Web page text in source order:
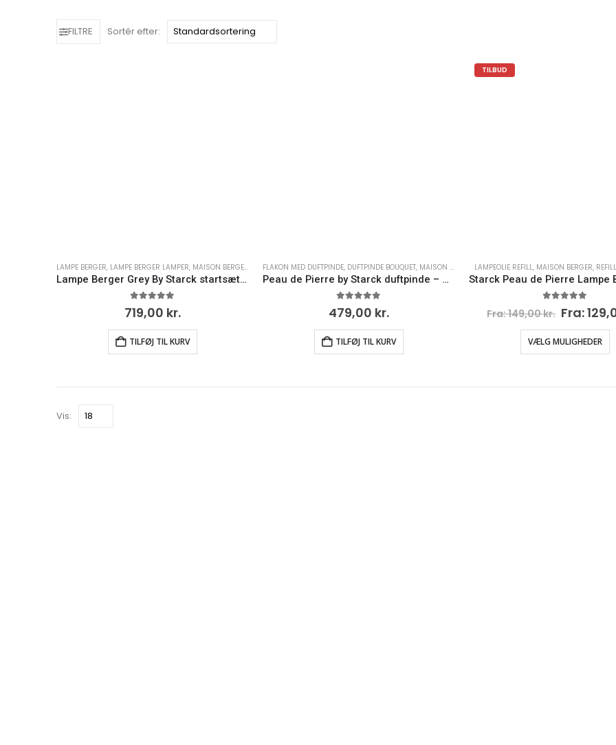
FILTRE Sortér efter:
LAMPE BERGER, LAMPE BERGER LAMPER, MAISON BERGER MAISON BERGER LAMPER
Lampe Berger Grey By Starck startsæt – Maison Berger
0ud af 5
719,00 kr.
TILFØJ TIL KURV
FLAKON MED DUFTPINDE, DUFTPINDE BOUQUET, MAISON BERGER
Peau de Pierre by Starck duftpinde – Maison Berger
0ud af 5
479,00 kr.
TILFØJ TIL KURV
TILBUD
LAMPEOLIE REFILL, MAISON BERGER,
Fra:149,00kr. Fra:
VÆLG MULIGHEDER
Vis: